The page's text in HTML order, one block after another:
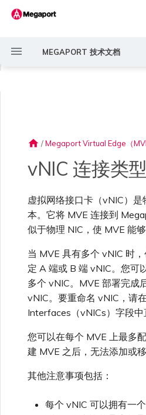
MEGAPORT 技术文档
快速开始
设置 Megaport 账户
Megaport Portal 控制台
了解服务页面
连接到 Latitude.sh
了解位置信息
常见多云连接场景
使用 Megaport 解决方案现
代化 MPLS 网络
作为服务提供商使用
Megaport API 管理连接
Megaport 全球网状 WAN
Megaport 上云即服务
MACsec
IPsec
云原生 VPN 加密
高速跨云加密
订购交叉连接
订购本地环路
Port 冗余
链路聚合组（LAG）
停用 Port
创建私有 VXC
迁移 VXC
设置服务密钥
使用服务密钥创建连接
配置 Q-in-Q
更改合约 VXC 的速率
路由指南
MCR
MVE
终止 Megaport Internet 连
MCR
MCR 高级 VLAN 与路由功能
MCR 冗余
创建 MCR
创建 MCR VXC
配置 MCR
使用数据包过滤
MVE 到 MVE
MVE 到 Port
MVE 到 MCR
6WIND 授权网络功能
规划部署
创建 MVE
创建 VXC
连接 MVE
终止 MVE
规划部署
创建 MVE
创建 VXC
连接 MVE
终止 MVE
规划部署
创建 MVE
创建 VXC
连接 MVE
终止 MVE
规划部署
创建 MVE
创建 VXC
连接 MVE
终止 MVE
规划部署
创建 MVE
创建 VXC
连接 MVE
规划部署
创建 MVE
创建 VXC
连接 MVE
将 MPLS 与 SDCI 集成
终止 MVE
规划部署
创建 MVE
创建 VXC
连接 MVE
终止 MVE
基于 FGSP 配置 Fortinet 防
规划部署
创建 MVE
创建 VXC
连接 MVE
终止 MVE
Prisma SD-WAN
规划部署
创建 MVE
创建 VXC
连接 MVE
终止 MVE
规划部署
创建 MVE
创建 VXC
连接 MVE
终止 MVE
规划部署
创建 MVE
创建 VXC
连接 MVE
终止 MVE
设置 IX
管理 IX
IX 工具与功能
创建个人资料
申请连接
Marketplace 通知
Marketplace 常见问题
监控 MCR
监控 MVE
监控服务状态
查看会话事件日志
管理个人资料
配置电子邮件通知
更新公司信息
管理最短合约期续订
Marketplace 个人资料
添加和修改用户
管理用户角色
Port 定价与合约条款
VXC 定价与合约条款
Megaport Internet 定价与合
约条款
IX 定价与合约条款
开通计费市场
分配财务角色
更新账单信息
信用卡付款
了解 Megaport 账单
客户现场服务
创建 API 密钥
管理用户
创建 Port
创建服务密钥
创建 VXC
更改 VXC 配置
快速开始
创建 Megaport Terraform
Provider 配置文件
使用 Megaport Terraform
Provider 创建和管理服务
使用 Megaport 资源进行
Terraform 状态管理
导入现有生产服务
Server（公开测试版）
Port 与 VXC
联系支持
支持请求门户
了解支持请求
升级支持案例
发送反馈
网络维护
home / Megaport Virtual Edge（
vNIC 连接类型
虚拟网络接口卡（vNIC）
本。它将 MVE 连接到
似于物理 NIC，使 MVE 能
当 MVE 具有多个 vNIC 时
定 A 端或 B 端 vNIC。您可
多个 vNIC。MVE 部署完成
vNIC。要重命名 vNIC，请
Interfaces（vNICs）字段中
您可以在每个 MVE 上最多
建 MVE 之后，无法添加或移
其他注意事项包括：
每个 vNIC 可以拥有一